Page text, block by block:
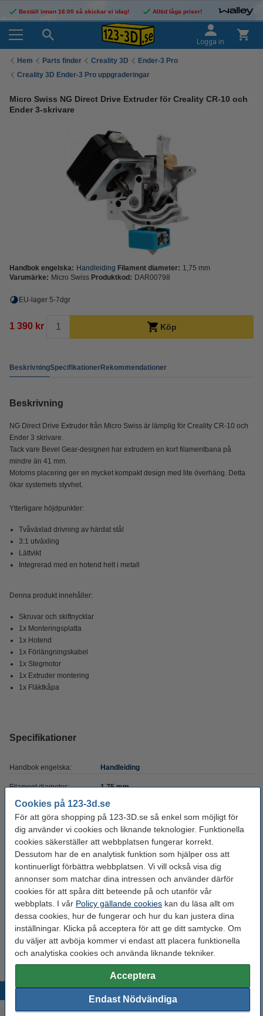
Cookies på 123-3d.se
För att göra shopping på 123-3D.se så enkel som möjligt för
dig använder vi cookies och liknande teknologier. Funktionella
cookies säkerställer att webbplatsen fungerar korrekt.
Dessutom har de en analytisk funktion som hjälper oss att
kontinuerligt förbättra webbplatsen. Vi vill också visa dig
annonser som matchar dina intressen och använder därför
cookies för att spåra ditt beteende på och utanför vår
webbplats. I vår Policy gällande cookies kan du läsa allt om
dessa cookies, hur de fungerar och hur du kan justera dina
inställningar. Klicka på acceptera för att ge ditt samtycke. Om
du väljer att avböja kommer vi endast att placera funktionella
och analytiska cookies och använda liknande tekniker.
Acceptera
Endast Nödvändiga
Beställ innan 16:00 så skickar vi idag! Alltid låga priser!
Logga in
Hem Parts finder Creality 3D
Ender-3 Pro
Creality 3D Ender-3 Pro uppgraderingar
Micro Swiss NG Direct Drive Extruder för Creality CR-10 och
Ender 3-skrivare
Handbok engelska: Handleiding Filament diameter: 1,75 mm
Varumärke: Micro Swiss Produktkod: DAR00798
EU-lager 5-7dgr
1 390 kr Köp
BeskrivningSpecifikationerRekommendationer
Beskrivning
NG Direct Drive Extruder från Micro Swiss är lämplig för Creality CR-10 och
Ender 3 skrivare.
Tack vare Bevel Gear-designen har extrudern en kort filamentbana på
mindre än 41 mm.
Motorns placering ger en mycket kompakt design med lite överhäng. Detta
ökar systemets styvhet.
Ytterligare höjdpunkter:
Tvåväxlad drivning av härdat stål
3:1 utväxling
Lättvikt
Integrerad med en hotend helt i metall
Denna produkt innehåller:
Skruvar och skiftnycklar
1x Monteringsplatta
1x Hotend
1x Förlängningskabel
1x Stegmotor
1x Extruder montering
1x Fläktkåpa
Specifikationer
Handbok engelska: Handleiding
Filament diameter: 1,75 mm
Varumärke: Micro Swiss
Produktkod: DAR00798
Glöm inte att beställa!
Micro Swiss nozzle | mässing | MK8 | 1,75mm
filament | 0,40mm
210 kr
Micro Swiss A2 nozzle | Härdatstål | MK8 |
1,75mm filament | 0,40mm
240 kr
Populära produkter